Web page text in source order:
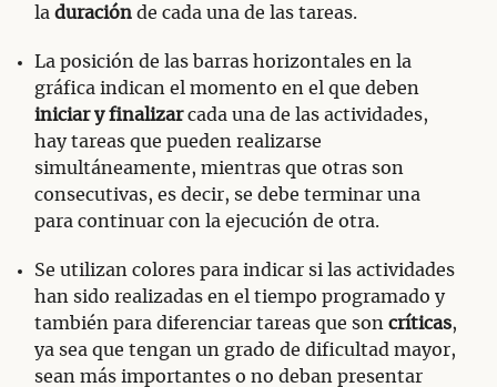
la duración de cada una de las tareas.
La posición de las barras horizontales en la
gráfica indican el momento en el que deben
iniciar y finalizarcada una de las actividades,
hay tareas que pueden realizarse
simultáneamente, mientras que otras son
consecutivas, es decir, se debe terminar una
para continuar con la ejecución de otra.
Se utilizan colores para indicar si las actividades
han sido realizadas en el tiempo programado y
también para diferenciar tareas que son críticas,
ya sea que tengan un grado de dificultad mayor,
sean más importantes o no deban presentar